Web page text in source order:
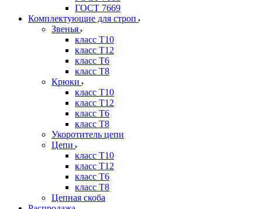
ГОСТ 7669
Комплектующие для строп
Звенья
класс Т10
класс Т12
класс Т6
класс Т8
Крюки
класс Т10
класс Т12
класс Т6
класс Т8
Укоротитель цепи
Цепи
класс Т10
класс Т12
класс Т6
класс Т8
Цепная скоба